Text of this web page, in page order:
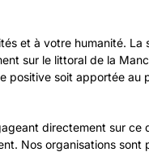
et à votre humanité. La
sur le littoral de la
positive soit apportée au
directement sur ce
Nos organisations sont